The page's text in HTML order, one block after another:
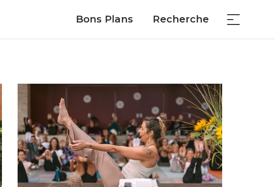
Bons Plans Recherche